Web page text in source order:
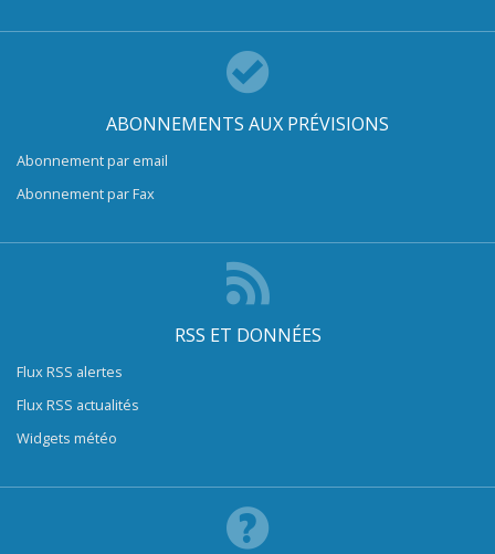
ABONNEMENTS AUX PRÉVISIONS
Abonnement par email
Abonnement par Fax
RSS ET DONNÉES
Flux RSS alertes
Flux RSS actualités
Widgets météo